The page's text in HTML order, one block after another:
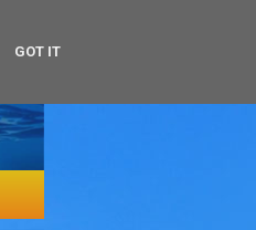
GOT IT